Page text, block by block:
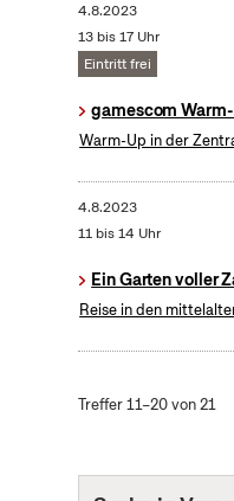
4.8.2023
13 bis 17 Uhr
Eintritt frei
gamescom
Warm-Up in der
4.8.2023
11 bis 14 Uhr
Ein Garten voller
Reise in den
Treffer 11–20 von 21